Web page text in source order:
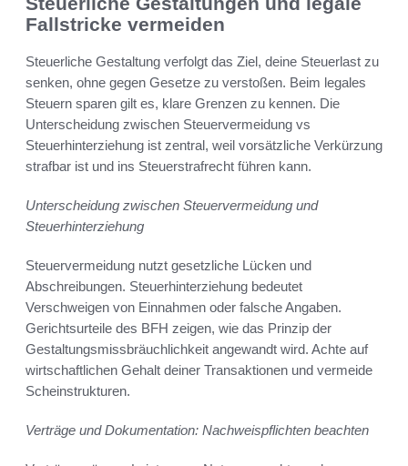
Fallstricke vermeiden
Steuerliche Gestaltung verfolgt das Ziel, deine Steuerlast zu
senken, ohne gegen Gesetze zu verstoßen. Beim legales
Steuern sparen gilt es, klare Grenzen zu kennen. Die
Unterscheidung zwischen Steuervermeidung vs
Steuerhinterziehung ist zentral, weil vorsätzliche Verkürzung
strafbar ist und ins Steuerstrafrecht führen kann.
Unterscheidung zwischen Steuervermeidung und
Steuerhinterziehung
Steuervermeidung nutzt gesetzliche Lücken und
Abschreibungen. Steuerhinterziehung bedeutet
Verschweigen von Einnahmen oder falsche Angaben.
Gerichtsurteile des BFH zeigen, wie das Prinzip der
Gestaltungsmissbräuchlichkeit angewandt wird. Achte auf
wirtschaftlichen Gehalt deiner Transaktionen und vermeide
Scheinstrukturen.
Verträge und Dokumentation: Nachweispflichten beachten